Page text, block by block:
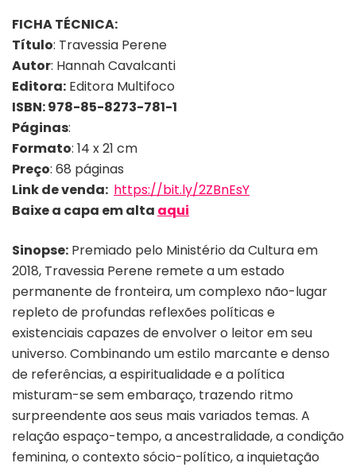
FICHA TÉCNICA:
Título: Travessia Perene
Autor: Hannah Cavalcanti
Editora: Editora Multifoco
ISBN: 978-85-8273-781-1
Páginas:
Formato: 14 x 21 cm
Preço: 68 páginas
Link de venda: https://bit.ly/2ZBnEsY
Baixe a capa em alta aqui
Sinopse: Premiado pelo Ministério da Cultura em
2018, Travessia Perene remete a um estado
permanente de fronteira, um complexo não-lugar
repleto de profundas reflexões políticas e
existenciais capazes de envolver o leitor em seu
universo. Combinando um estilo marcante e denso
de referências, a espiritualidade e a política
misturam-se sem embaraço, trazendo ritmo
surpreendente aos seus mais variados temas. A
relação espaço-tempo, a ancestralidade, a condição
feminina, o contexto sócio-político, a inquietação